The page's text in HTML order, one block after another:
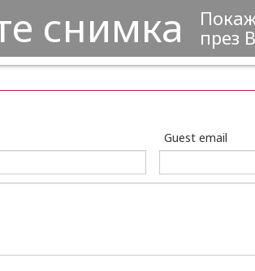
снимка
през
Guest email